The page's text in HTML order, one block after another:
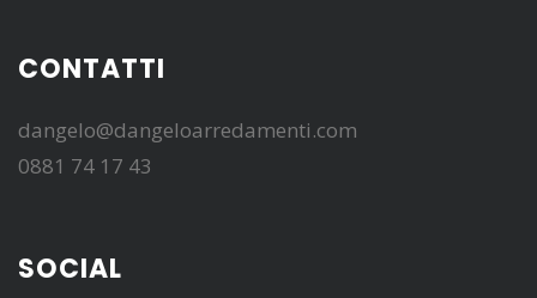
CONTATTI
dangelo@dangeloarredamenti.com
0881 74 17 43
SOCIAL